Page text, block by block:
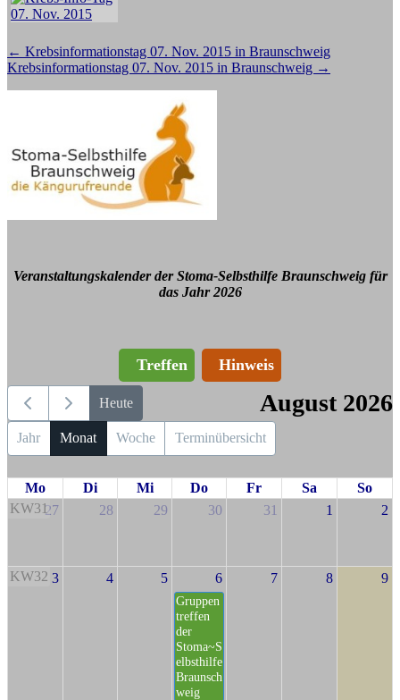
Beitragsnavigation
← Krebsinformationstag 07. Nov. 2015 in Braunschweig
Krebsinformationstag 07. Nov. 2015 in Braunschweig →
Veranstaltungskalender der Stoma-Selbsthilfe Braunschweig für
das Jahr 2026
Treffen Hinweis
Heute August 2026
Jahr Monat Woche Terminübersicht
Mo Di Mi Do Fr Sa
So
KW3127 28 29 30 31 1 2
KW32 3 4 5 6
Gruppen
treffen
der
Stoma~S
elbsthilfe
Braunsch
weig
7 8 9